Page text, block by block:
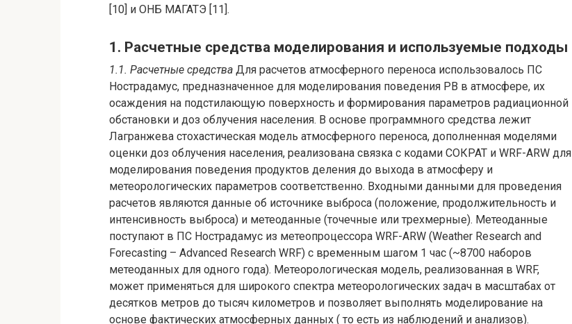
[10] и ОНБ МАГАТЭ [11].
1. Расчетные средства моделирования и используемые подходы
1.1. Расчетные средства Для расчетов атмосферного переноса использовалось ПС
Нострадамус, предназначенное для моделирования поведения РВ в атмосфере, их
осаждения на подстилающую поверхность и формирования параметров радиационной
обстановки и доз облучения населения. В основе программного средства лежит
Лагранжева стохастическая модель атмосферного переноса, дополненная моделями
оценки доз облучения населения, реализована связка с кодами СОКРАТ и WRF-ARW для
моделирования поведения продуктов деления до выхода в атмосферу и
метеорологических параметров соответственно. Входными данными для проведения
расчетов являются данные об источнике выброса (положение, продолжительность и
интенсивность выброса) и метеоданные (точечные или трехмерные). Метеоданные
поступают в ПС Нострадамус из метеопроцессора WRF-ARW (Weather Research and
Forecasting – Advanced Research WRF) с временным шагом 1 час (~8700 наборов
метеоданных для одного года). Метеорологическая модель, реализованная в WRF,
может применяться для широкого спектра метеорологических задач в масштабах от
десятков метров до тысяч километров и позволяет выполнять моделирование на
основе фактических атмосферных данных ( то есть из наблюдений и анализов).